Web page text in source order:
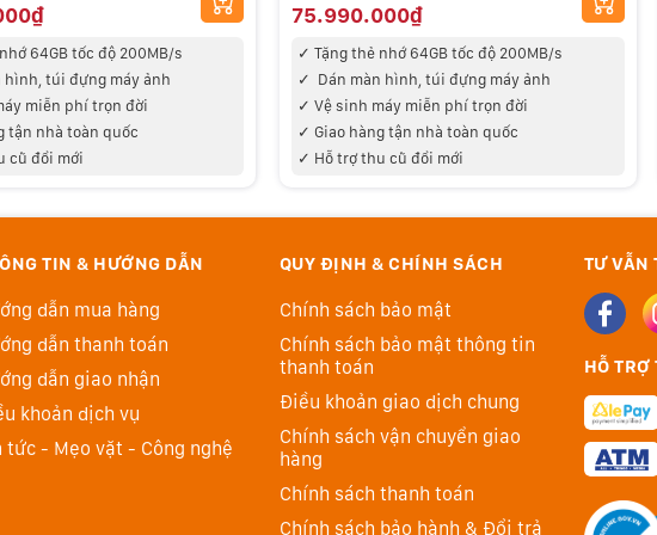
X-Processor 5 xử lý 64bit giúp đạt tốc độ xử lý video
ảnh quay video đến 6.2K với bitrate cao như ProRes
giải Full HD.
64GB tốc độ 200MB/s
hình, túi đựng máy ảnh
miễn phí trọn đời
tận nhà toàn quốc
cũ đổi mới
75.990.000₫
✓ Tặng thẻ nhớ 64GB tốc độ 200MB/s
✓ Dán màn hình, túi đựng máy ảnh
✓ Vệ sinh máy miễn phí trọn đời
✓ Giao hàng tận nhà toàn quốc
✓ Hỗ trợ thu cũ đổi mới
TIN & HƯỚNG DẪN
dẫn mua hàng
dẫn thanh toán
dẫn giao nhận
khoản dịch vụ
tức - Mẹo vặt - Công nghệ
QUY ĐỊNH & CHÍNH SÁCH
Chính sách bảo mật
Chính sách bảo mật thông tin
thanh toán
Điều khoản giao dịch chung
Chính sách vận chuyển giao
hàng
Chính sách thanh toán
Chính sách bảo hành & Đổi trả
TƯ VẪN
HỖ